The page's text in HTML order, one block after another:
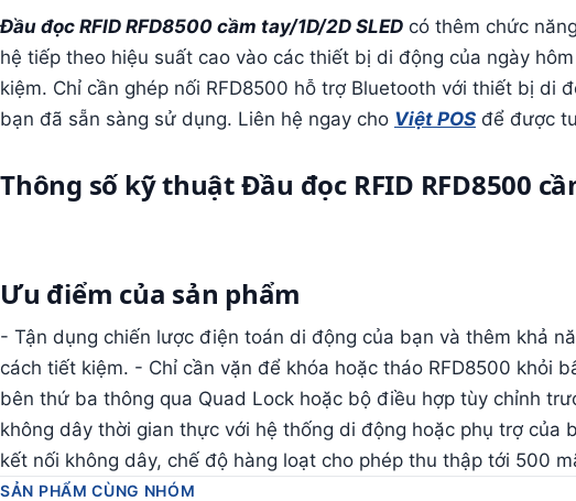
Đầu đọc RFID RFD8500 cầm tay/1D/2D SLED có thêm chức
hệ tiếp theo hiệu suất cao vào các thiết bị di động của ngày
kiệm. Chỉ cần ghép nối RFD8500 hỗ trợ Bluetooth với thiết bị di
bạn đã sẵn sàng sử dụng. Liên hệ ngay cho Việt POS để được
Thông số kỹ thuật Đầu đọc RFID RFD8500
Ưu điểm của sản phẩm
- Tận dụng chiến lược điện toán di động của bạn và thêm khả
cách tiết kiệm. - Chỉ cần vặn để khóa hoặc tháo RFD8500 khỏi
bên thứ ba thông qua Quad Lock hoặc bộ điều hợp tùy chỉnh
không dây thời gian thực với hệ thống di động hoặc phụ trợ của
kết nối không dây, chế độ hàng loạt cho phép thu thập tới 500
SẢN PHẨM CÙNG NHÓM